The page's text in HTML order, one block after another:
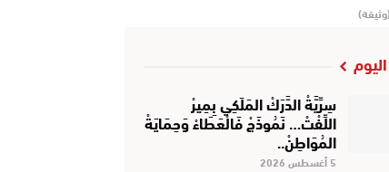
سِرِّيَّةْ الدَّرَكْ المَلَكِي بِمِيرْ
اللِّفْتْ… نَمُوذَجْ فَالْعَطَاءْ وَحِمَايَةْ
المُوَاطِنْ..
5 أغسطس 2026